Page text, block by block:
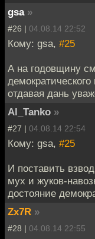
gsa »
#26 | 04.08.14 22:52
Кому: gsa, #25
А на годовщину
отдавая дань
Al_Tanko »
#27 | 04.08.14 22:54
Кому: gsa, #25
И поставить
мух и жуков-
достояние
Zx7R »
#28 | 04.08.14 22:55